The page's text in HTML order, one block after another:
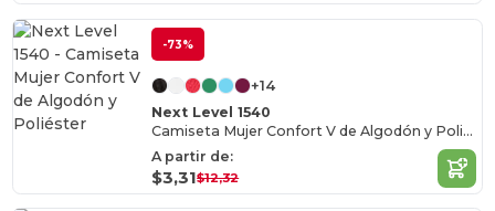
-73%
+14
Next Level 1540
Camiseta Mujer Confort V de Algodón y Poliéster
A partir de:
$3,31$12,32